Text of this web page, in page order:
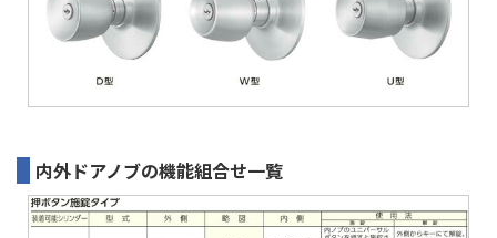
内外ドアノブの機能組合せ一覧